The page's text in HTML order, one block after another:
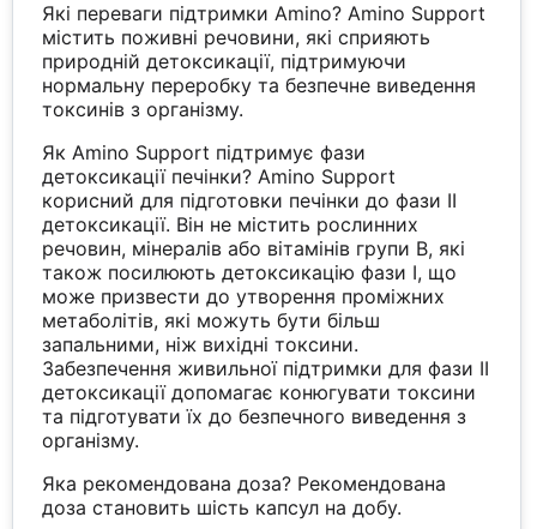
Які переваги підтримки Amino? Amino Support
містить поживні речовини, які сприяють
природній детоксикації, підтримуючи
нормальну переробку та безпечне виведення
токсинів з організму.
Як Amino Support підтримує фази
детоксикації печінки? Amino Support
корисний для підготовки печінки до фази II
детоксикації. Він не містить рослинних
речовин, мінералів або вітамінів групи В, які
також посилюють детоксикацію фази I, що
може призвести до утворення проміжних
метаболітів, які можуть бути більш
запальними, ніж вихідні токсини.
Забезпечення живильної підтримки для фази II
детоксикації допомагає конюгувати токсини
та підготувати їх до безпечного виведення з
організму.
Яка рекомендована доза? Рекомендована
доза становить шість капсул на добу.